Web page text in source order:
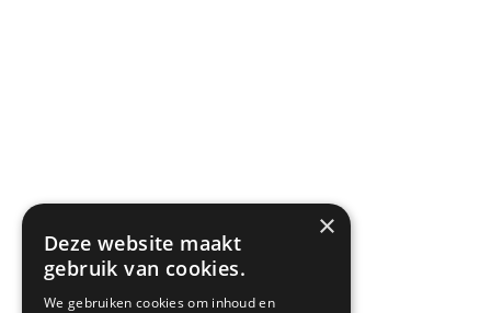
×
Deze website maakt
gebruik van cookies.
We gebruiken cookies om inhoud en